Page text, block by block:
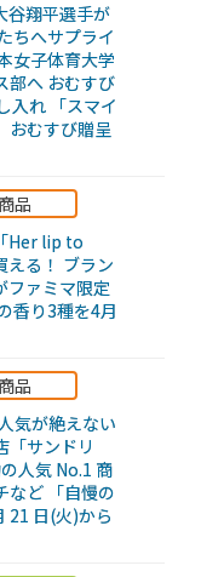
谷翔平選手が
ちへサプライ
女子体育大学
部へ おむすび
入れ 「スマイ
おむすび贈呈
商品
Her lip to
える！ ブラン
ファミマ限定
香り3種を4月
商品
気が絶えない
「サンドリ
人気 No.1 商
など 「自慢の
21 日(火)から